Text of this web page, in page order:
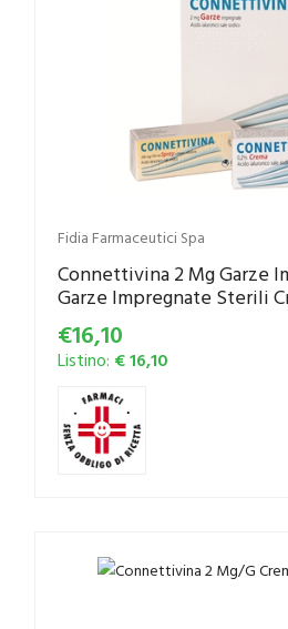
Fidia Farmaceutici Spa
Connettivina 2 Mg Garze
Garze Impregnate Sterili
€16,10
Listino: € 16,10